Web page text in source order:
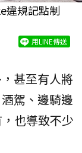
違規記點制
用LINE傳送
甚至有人將
駕、邊騎邊
也導致不少